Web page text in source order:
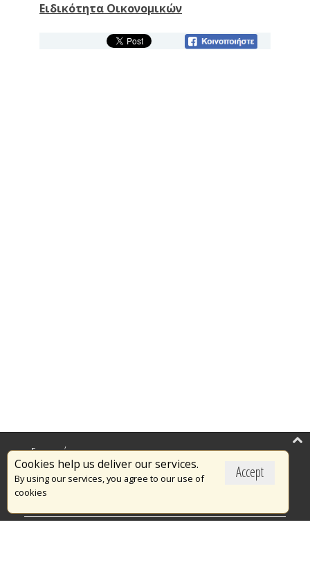
Ειδικότητα Οικονομικών
Accept
Cookies help us deliver our services.
By using our services, you agree to our use of
cookies
Επικαιρότητα
Το Πυροσβεστικό Σώμα